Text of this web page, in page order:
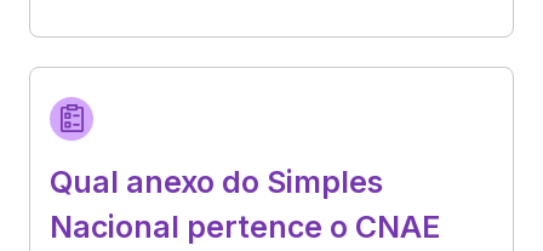
Qual anexo do Simples
Nacional pertence o CNAE